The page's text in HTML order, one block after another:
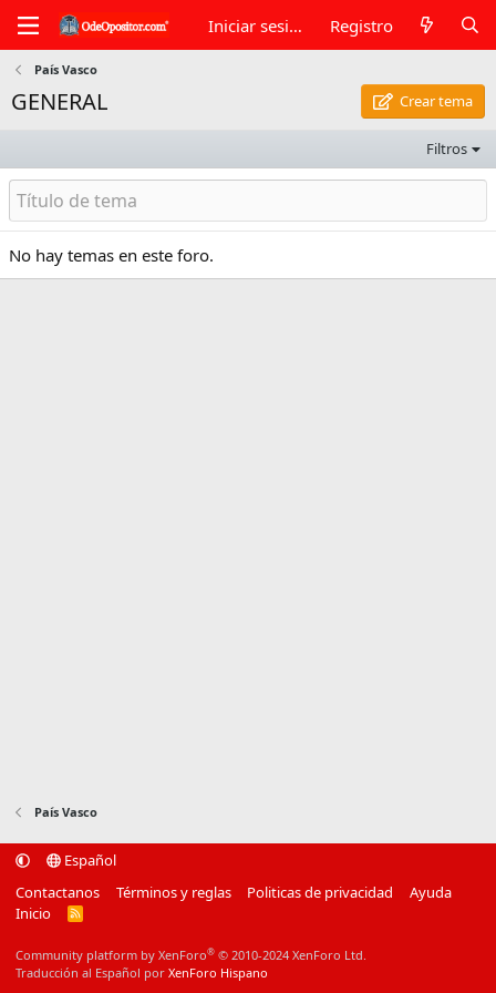
Iniciar sesión Registro
País Vasco
GENERAL Crear tema
Filtros
No hay temas en este foro.
País Vasco
Español
Contactanos
Términos y reglas Politicas de privacidad
Ayuda
Inicio
R
Community platform by XenForo® © 2010-2024 XenForo Ltd.
Traducción al Español por XenForo Hispano